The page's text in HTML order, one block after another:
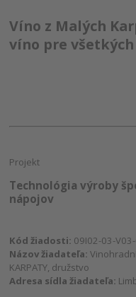
Víno z Malých
víno pre všetkých
Projekt
Technológia výroby
nápojov
Kód žiadosti: 09I02-03-
Názov žiadateľa:
KARPATY, družstvo
Adresa sídla žiadateľa: